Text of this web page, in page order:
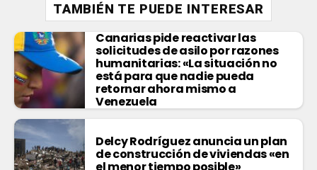
TAMBIÉN TE PUEDE INTERESAR
Canarias pide reactivar las
solicitudes de asilo por razones
humanitarias: «La situación no
está para que nadie pueda
retornar ahora mismo a
Venezuela
Delcy Rodríguez anuncia un plan
de construcción de viviendas «en